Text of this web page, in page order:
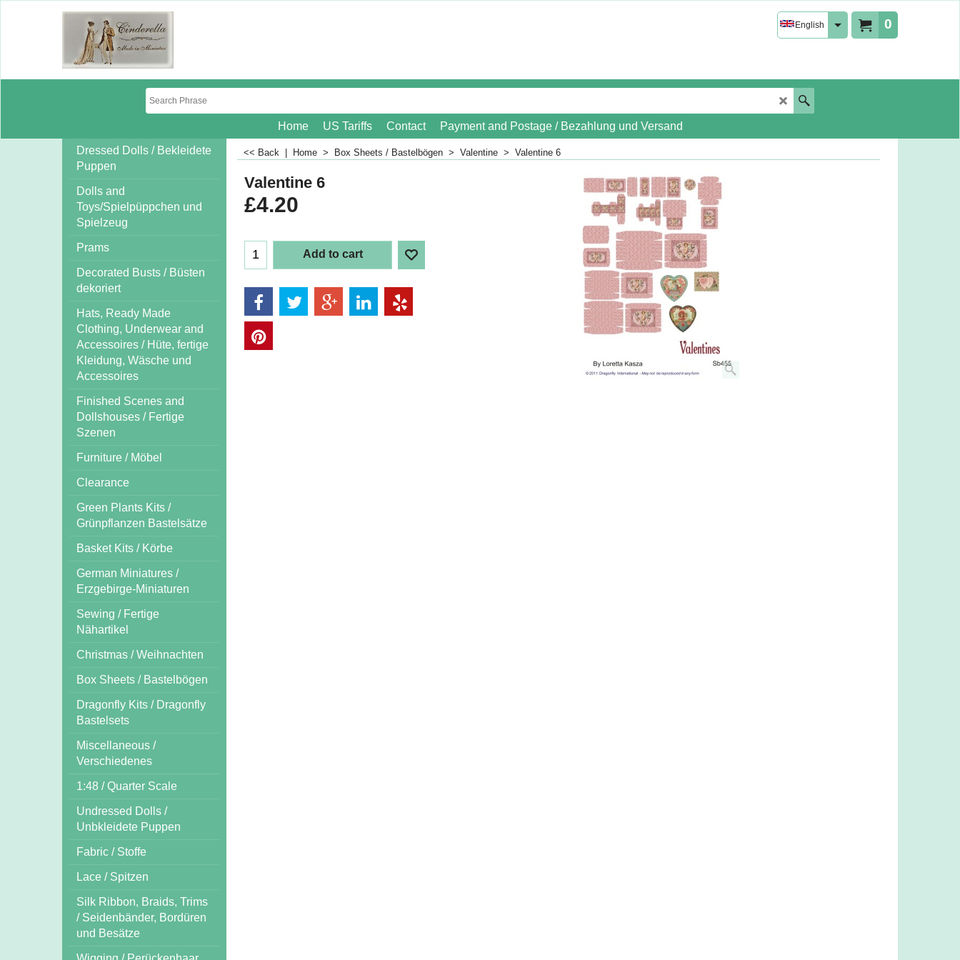
0
English
Home US Tariffs Contact
Payment and Postage / Bezahlung und Versand
Dressed Dolls / Bekleidete
Puppen
Dolls and
Toys/Spielpüppchen und
Spielzeug
Prams
Decorated Busts / Büsten
dekoriert
Hats, Ready Made
Clothing, Underwear and
Accessoires / Hüte, fertige
Kleidung, Wäsche und
Accessoires
Finished Scenes and
Dollshouses / Fertige
Szenen
Furniture / Möbel
Clearance
Green Plants Kits /
Grünpflanzen Bastelsätze
Basket Kits / Körbe
German Miniatures /
Erzgebirge-Miniaturen
Sewing / Fertige
Nähartikel
Christmas / Weihnachten
Box Sheets / Bastelbögen
Dragonfly Kits / Dragonfly
Bastelsets
Miscellaneous /
Verschiedenes
1:48 / Quarter Scale
Undressed Dolls /
Unbkleidete Puppen
Fabric / Stoffe
Lace / Spitzen
Silk Ribbon, Braids, Trims
/ Seidenbänder, Bordüren
und Besätze
<< Back Home > Box Sheets / Bastelbögen > Valentine > Valentine 6
Valentine 6
£4.20
Add to cart